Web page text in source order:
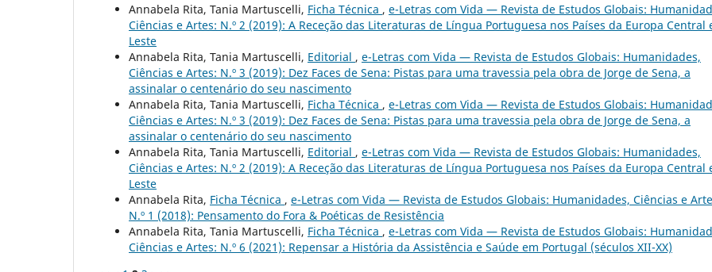
Annabela Rita, Tania Martuscelli, Ficha Técnica , e-Letras com Vida — Revista de Estudos Globais:
Ciências e Artes: N.º 2 (2019): A Receção das Literaturas de Língua Portuguesa nos Países da Europa Central
Leste
Annabela Rita, Tania Martuscelli, Editorial , e-Letras com Vida — Revista de Estudos Globais: Humanidades,
Ciências e Artes: N.º 3 (2019): Dez Faces de Sena: Pistas para uma travessia pela obra de Jorge de Sena, a
assinalar o centenário do seu nascimento
Annabela Rita, Tania Martuscelli, Ficha Técnica , e-Letras com Vida — Revista de Estudos Globais:
Ciências e Artes: N.º 3 (2019): Dez Faces de Sena: Pistas para uma travessia pela obra de Jorge de Sena, a
assinalar o centenário do seu nascimento
Annabela Rita, Tania Martuscelli, Editorial , e-Letras com Vida — Revista de Estudos Globais: Humanidades,
Ciências e Artes: N.º 2 (2019): A Receção das Literaturas de Língua Portuguesa nos Países da Europa Central
Leste
Annabela Rita, Ficha Técnica , e-Letras com Vida — Revista de Estudos Globais: Humanidades, Ciências e
N.º 1 (2018): Pensamento do Fora & Poéticas de Resistência
Annabela Rita, Tania Martuscelli, Ficha Técnica , e-Letras com Vida — Revista de Estudos Globais:
Ciências e Artes: N.º 6 (2021): Repensar a História da Assistência e Saúde em Portugal (séculos XII-XX)